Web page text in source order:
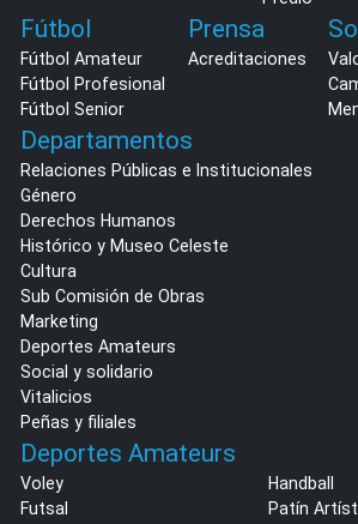
Fútbol
Fútbol Amateur
Fútbol Profesional
Fútbol Senior
Prensa
Acreditaciones
Departamentos
Relaciones Públicas e Institucionales
Género
Derechos Humanos
Histórico y Museo Celeste
Cultura
Sub Comisión de Obras
Marketing
Deportes Amateurs
Social y solidario
Vitalicios
Peñas y filiales
Deportes Amateurs
Voley
Handball
Futsal
Patín